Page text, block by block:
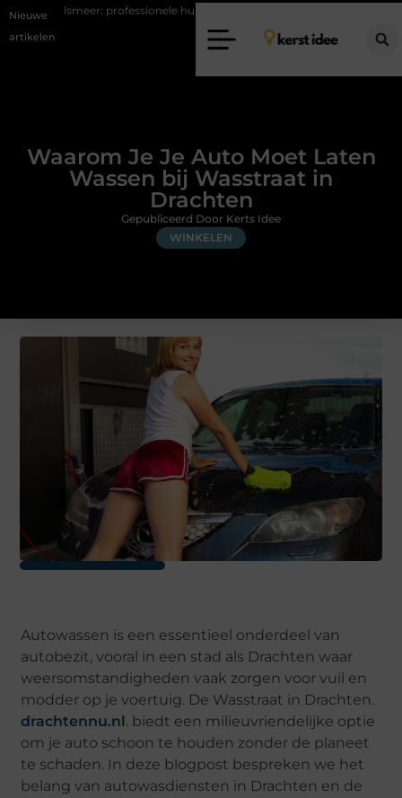
Nieuwe
artikelen
hulp bij pijn en bewegingsklachten
Waarom Je Je Auto Moet Laten
Wassen bij Wasstraat in
Drachten
WINKELEN
Gepubliceerd Door Kerts Idee
Autowassen is een essentieel onderdeel van
autobezit, vooral in een stad als Drachten waar
weersomstandigheden vaak zorgen voor vuil en
modder op je voertuig. De Wasstraat in Drachten.
drachtennu.nl . biedt een milieuvriendelijke optie
om je auto schoon te houden zonder de planeet
te schaden. In deze blogpost bespreken we het
belang van autowasdiensten in Drachten en de